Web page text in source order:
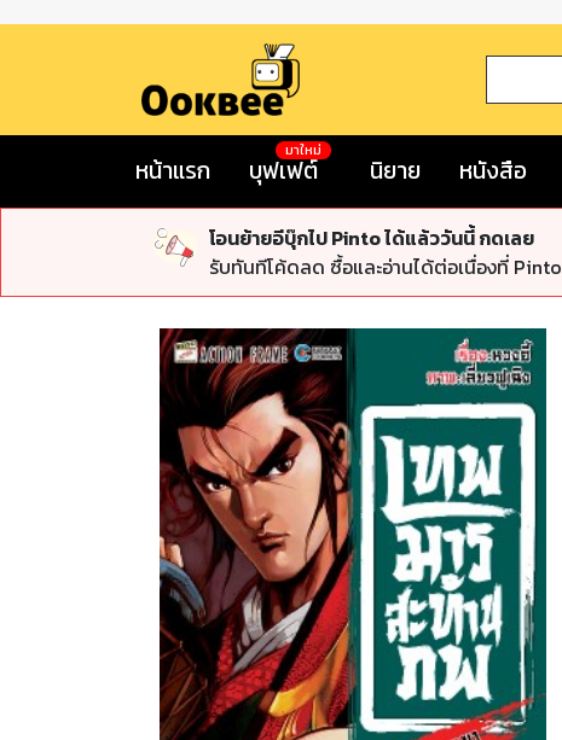
หน้าแรก บุฟเฟต์
มาใหม่
นิยาย หนังสือ
โอนย้ายอีบุ๊กไป Pinto ได้แล้ววันนี้ กดเลย
รับทันทีโค้ดลด ซื้อและอ่านได้ต่อเนื่องที่ Pinto